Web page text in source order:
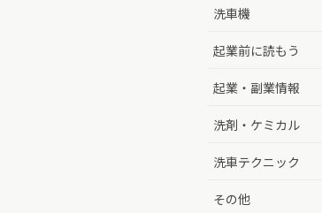
洗車機
起業前に読もう
起業・副業情報
洗剤・ケミカル
洗車テクニック
その他